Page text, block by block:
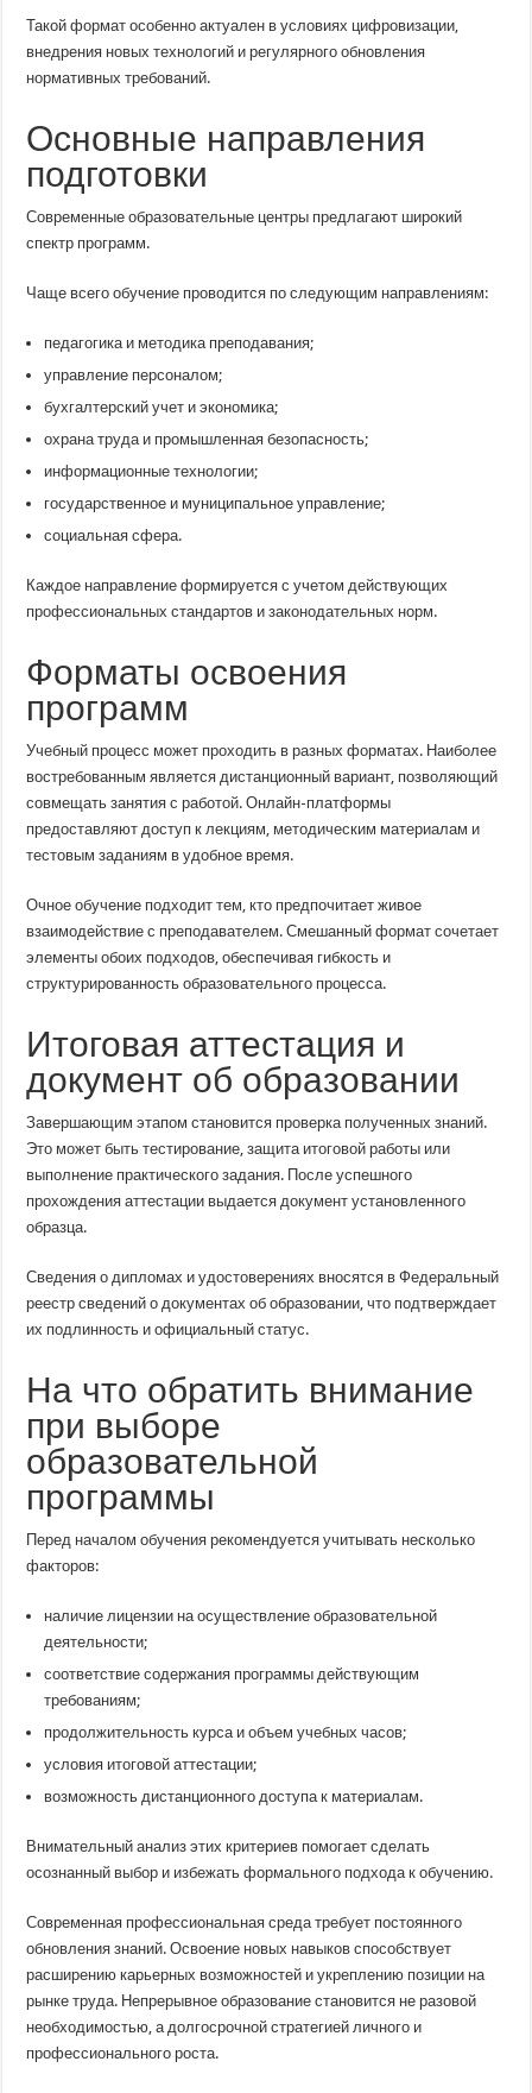
Такой формат особенно актуален в условиях цифровизации,
внедрения новых технологий и регулярного обновления
нормативных требований.
Основные направления
подготовки
Современные образовательные центры предлагают широкий
спектр программ.
Чаще всего обучение проводится по следующим направлениям:
педагогика и методика преподавания;
управление персоналом;
бухгалтерский учет и экономика;
охрана труда и промышленная безопасность;
информационные технологии;
государственное и муниципальное управление;
социальная сфера.
Каждое направление формируется с учетом действующих
профессиональных стандартов и законодательных норм.
Форматы освоения
программ
Учебный процесс может проходить в разных форматах. Наиболее
востребованным является дистанционный вариант, позволяющий
совмещать занятия с работой. Онлайн-платформы
предоставляют доступ к лекциям, методическим материалам и
тестовым заданиям в удобное время.
Очное обучение подходит тем, кто предпочитает живое
взаимодействие с преподавателем. Смешанный формат сочетает
элементы обоих подходов, обеспечивая гибкость и
структурированность образовательного процесса.
Итоговая аттестация и
документ об образовании
Завершающим этапом становится проверка полученных знаний.
Это может быть тестирование, защита итоговой работы или
выполнение практического задания. После успешного
прохождения аттестации выдается документ установленного
образца.
Сведения о дипломах и удостоверениях вносятся в Федеральный
реестр сведений о документах об образовании, что подтверждает
их подлинность и официальный статус.
На что обратить внимание
при выборе
образовательной
программы
Перед началом обучения рекомендуется учитывать несколько
факторов:
наличие лицензии на осуществление образовательной
деятельности;
соответствие содержания программы действующим
требованиям;
продолжительность курса и объем учебных часов;
условия итоговой аттестации;
возможность дистанционного доступа к материалам.
Внимательный анализ этих критериев помогает сделать
осознанный выбор и избежать формального подхода к обучению.
Современная профессиональная среда требует постоянного
обновления знаний. Освоение новых навыков способствует
расширению карьерных возможностей и укреплению позиции на
рынке труда. Непрерывное образование становится не разовой
необходимостью, а долгосрочной стратегией личного и
профессионального роста.